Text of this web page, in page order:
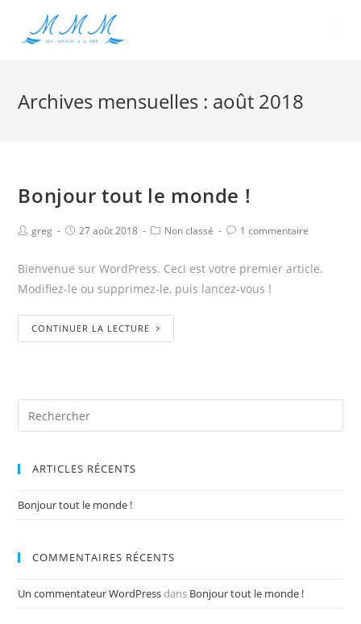
Archives mensuelles : août 2018
Bonjour tout le monde !
greg 27 août 2018 Non classé 1 commentaire
Bienvenue sur WordPress. Ceci est votre premier article.
Modifiez-le ou supprimez-le, puis lancez-vous !
CONTINUER LA LECTURE
ARTICLES RÉCENTS
Bonjour tout le monde !
COMMENTAIRES RÉCENTS
Un commentateur WordPressdans Bonjour tout le monde !